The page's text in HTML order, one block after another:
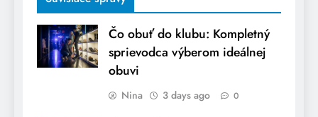
Čo obuť do klubu: Kompletný
sprievodca výberom ideálnej
obuvi
Nina 3 days ago 0